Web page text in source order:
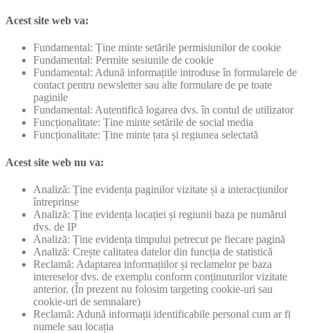
Acest site web va:
Fundamental: Ține minte setările permisiunilor de cookie
Fundamental: Permite sesiunile de cookie
Fundamental: Adună informațiile introduse în formularele de
contact pentru newsletter sau alte formulare de pe toate
paginile
Fundamental: Autentifică logarea dvs. în contul de utilizator
Funcționalitate: Ține minte setările de social media
Funcționalitate: Ține minte țara și regiunea selectată
Acest site web nu va:
Analiză: Ține evidența paginilor vizitate și a interacțiunilor
întreprinse
Analiză: Ține evidența locației și regiunii baza pe numărul
dvs. de IP
Analiză: Ține evidența timpului petrecut pe fiecare pagină
Analiză: Crește calitatea datelor din funcția de statistică
Reclamă: Adaptarea informațiilor și reclamelor pe baza
intereselor dvs. de exemplu conform conținuturilor vizitate
anterior. (În prezent nu folosim targeting cookie-uri sau
cookie-uri de semnalare)
Reclamă: Adună informații identificabile personal cum ar fi
numele sau locația